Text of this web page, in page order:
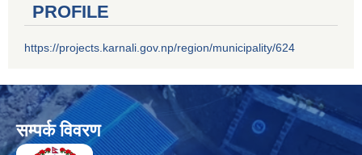
PROFILE
https://projects.karnali.gov.np/region/municipality/624
सम्पर्क विवरण